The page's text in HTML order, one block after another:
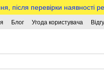
перевірки наявності
Блог Угода користувача